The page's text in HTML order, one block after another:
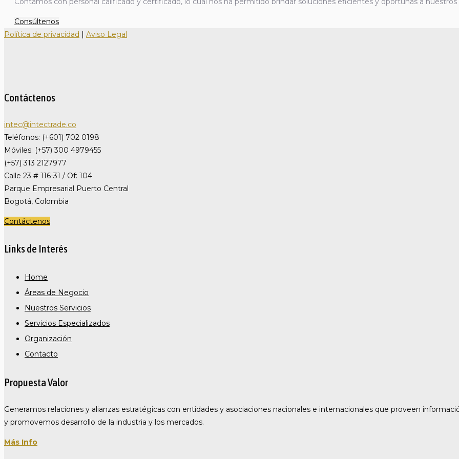
Consúltenos
Política de privacidad | Aviso Legal
Contáctenos
intec@intectrade.co
Teléfonos: (+601) 702 0198
Móviles: (+57) 300 4979455
(+57) 313 2127977
Calle 23 # 116-31 / Of: 104
Parque Empresarial Puerto Central
Bogotá, Colombia
Contáctenos
Links de Interés
Home
Áreas de Negocio
Nuestros Servicios
Servicios Especializados
Organización
Contacto
Propuesta Valor
Generamos relaciones y alianzas estratégicas con entidades y asociaciones nacionales e internacionales que proveen
y promovemos desarrollo de la industria y los mercados.
Más Info